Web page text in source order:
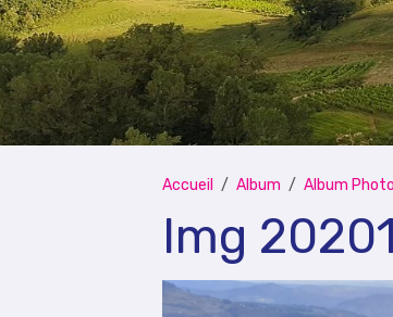
Accueil Album Album
Img